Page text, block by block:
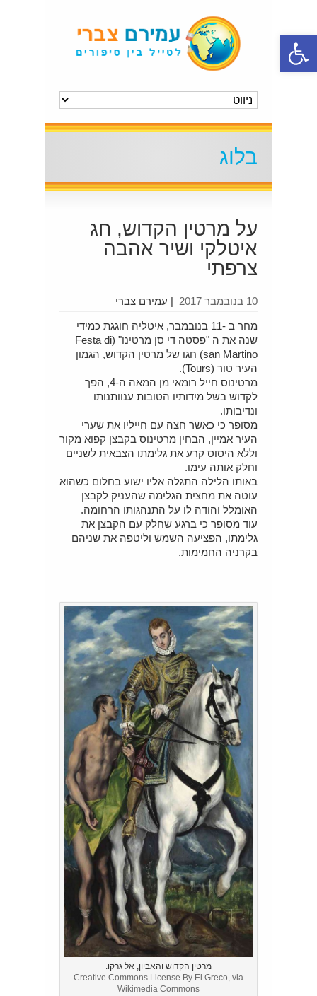
פתח סרגל נגישות
בלוג
על מרטין הקדוש, חג
איטלקי ושיר אהבה
צרפתי
עמירם צברי | 10 בנובמבר 2017
מחר ב -11 בנובמבר, איטליה חוגגת כמידי
שנה את ה "פסטה די סן מרטינו" (Festa di
san Martino) חגו של מרטין הקדוש, הגמון
העיר טור (Tours).
מרטינוס חייל רומאי מן המאה ה-4, הפך
לקדוש בשל מידותיו הטובות ענוותנותו
ונדיבותו.
מסופר כי כאשר חצה עם חייליו את שערי
העיר אמיין, הבחין מרטינוס בקבצן קפוא מקור
וללא היסוס קרע את גלימתו הצבאית לשניים
וחלק אותה עימו.
באותו הלילה התגלה אליו ישוע בחלום כשהוא
עוטה את מחצית הגלימה שהעניק לקבצן
האומלל והודה לו על התנהגותו הרחומה.
עוד מסופר כי ברגע שחלק עם הקבצן את
גלימתו, הפציעה השמש וליטפה את שניהם
בקרניה החמימות.
מרטין הקדוש והאביון, אל גרקו.
Creative Commons License By El Greco, via
Wikimedia Commons